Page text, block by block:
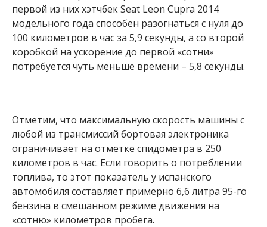
первой из них хэтчбек Seat Leon Cupra 2014
модельного года способен разогнаться с нуля до
100 километров в час за 5,9 секунды, а со второй
коробкой на ускорение до первой «сотни»
потребуется чуть меньше времени – 5,8 секунды.
Отметим, что максимальную скорость машины с
любой из трансмиссий бортовая электроника
ограничивает на отметке спидометра в 250
километров в час. Если говорить о потреблении
топлива, то этот показатель у испанского
автомобиля составляет примерно 6,6 литра 95-го
бензина в смешанном режиме движения на
«сотню» километров пробега.